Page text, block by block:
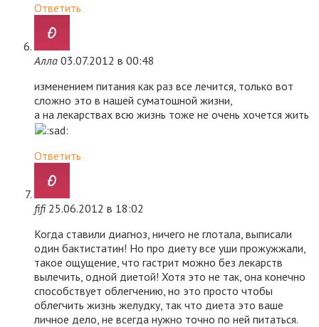
Ответить
Алла 03.07.2012 в 00:48
изменением питания как раз все лечится, только вот
сложно это в нашей суматошной жизни,
а на лекарствах всю жизнь тоже не очень хочется жить
Ответить
fifi 25.06.2012 в 18:02
Когда ставили диагноз, ничего не глотала, выписали
один бактистатин! Но про диету все уши прожужжали,
такое ощущение, что гастрит можно без лекарств
вылечить, одной диетой! Хотя это не так, она конечно
способствует облегчению, но это просто чтобы
облегчить жизнь желудку, так что диета это ваше
личное дело, не всегда нужно точно по ней питаться.